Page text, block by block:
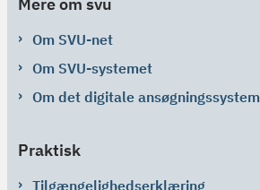
Om SVU-net
Om SVU-systemet
Om det digitale ansøgningssystem
Praktisk
Tilgængelighedserklæring